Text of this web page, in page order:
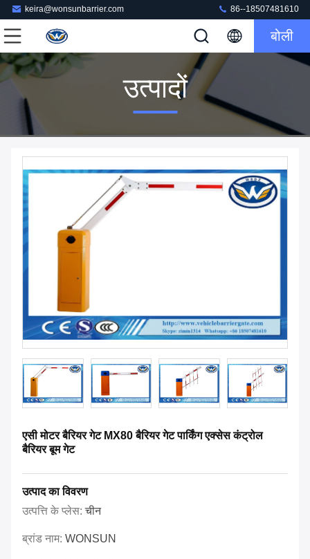
keira@wonsunbarrier.com 86--18507481610
बोली
उत्पादों
एसी मोटर बैरियर गेट MX80 बैरियर गेट पार्किंग एक्सेस कंट्रोल
बैरियर बूम गेट
उत्पाद का विवरण
उत्पत्ति के प्लेस:चीन
ब्रांड नाम: WONSUN